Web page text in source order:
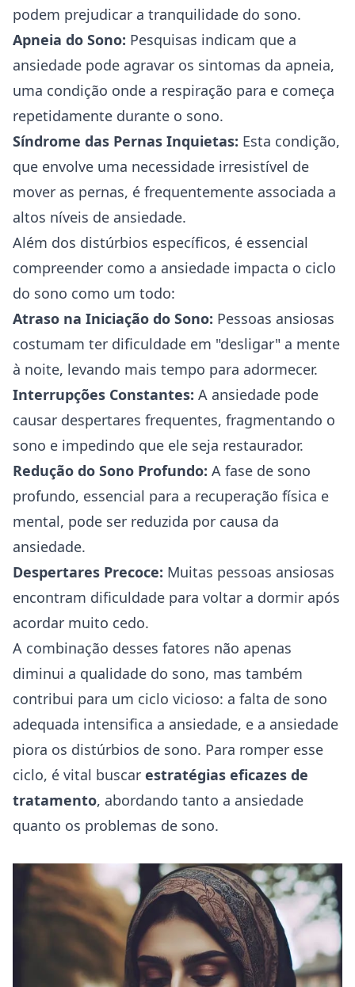
podem prejudicar a tranquilidade do sono.
Apneia do Sono: Pesquisas indicam que a
ansiedade pode agravar os sintomas da apneia,
uma condição onde a respiração para e começa
repetidamente durante o sono.
Síndrome das Pernas Inquietas: Esta condição,
que envolve uma necessidade irresistível de
mover as pernas, é frequentemente associada a
altos níveis de ansiedade.
Além dos distúrbios específicos, é essencial
compreender como a ansiedade impacta o ciclo
do sono como um todo:
Atraso na Iniciação do Sono: Pessoas ansiosas
costumam ter dificuldade em "desligar" a mente
à noite, levando mais tempo para adormecer.
Interrupções Constantes: A ansiedade pode
causar despertares frequentes, fragmentando o
sono e impedindo que ele seja restaurador.
Redução do Sono Profundo: A fase de sono
profundo, essencial para a recuperação física e
mental, pode ser reduzida por causa da
ansiedade.
Despertares Precoce: Muitas pessoas ansiosas
encontram dificuldade para voltar a dormir após
acordar muito cedo.
A combinação desses fatores não apenas
diminui a qualidade do sono, mas também
contribui para um ciclo vicioso: a falta de sono
adequada intensifica a ansiedade, e a ansiedade
piora os distúrbios de sono. Para romper esse
ciclo, é vital buscar estratégias eficazes de
tratamento, abordando tanto a ansiedade
quanto os problemas de sono.